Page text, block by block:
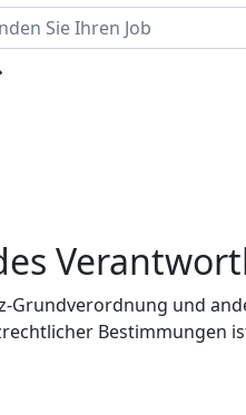
Grundverordnung und
Bestimmungen